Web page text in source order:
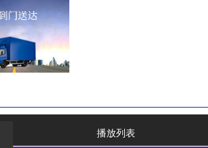
播放列表